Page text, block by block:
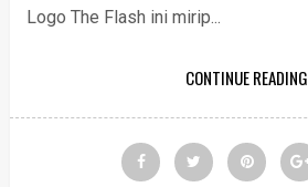
Logo The Flash ini mirip...
CONTINUE READING